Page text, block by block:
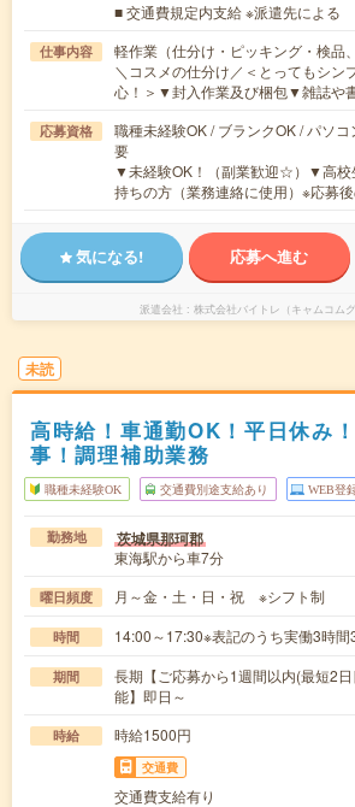
■ 交通費規定内支給 ※派遣先による
仕事内容
軽作業（仕分け・ピッキング・検品
＼コスメの仕分け／＜とってもシン
心！＞▼封入作業及び梱包▼雑誌や
応募資格
職種未経験OK / ブランクOK / パソ
要
▼未経験OK！（副業歓迎☆）▼高校
持ちの方（業務連絡に使用）※応募
気になる! 応募へ進む
派遣会社 株式会社バイトレ（キャムコムグ
未読
高時給！車通勤OK！平日休み
事！調理補助業務
職種未経験OK 交通費別途支給あり WEB登
勤務地 茨城県那珂郡
東海駅から車7分
曜日頻度 月～金・土・日・祝 ※シフト制
時間 14:00～17:30※表記のうち実働3時間
期間
長期【ご応募から1週間以内(最短2
能】即日～
時給 時給1500円
交通費
交通費支給有り